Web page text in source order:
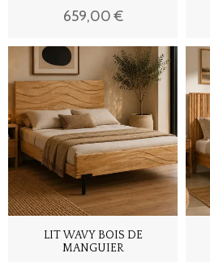
659,00 €
LIT WAVY BOIS DE
MANGUIER